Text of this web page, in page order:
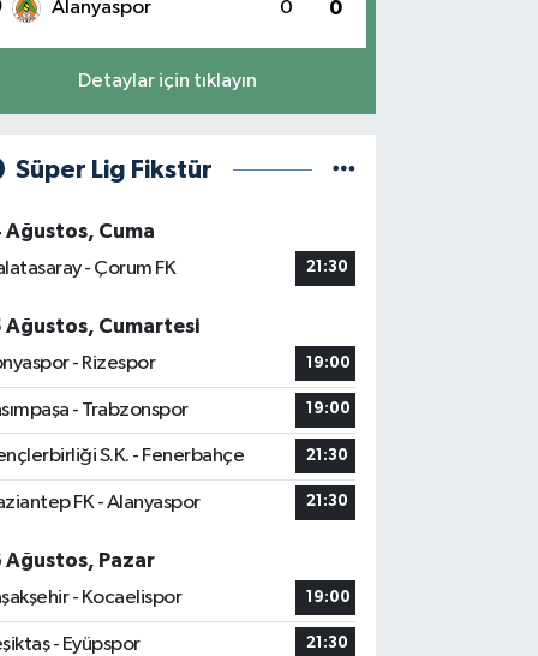
Alanyaspor 0 0
Detaylar için tıklayın
Süper Lig Fikstür
Ağustos, Cuma
- Çorum FK
21:30
Ağustos, Cumartesi
- Rizespor
19:00
- Trabzonspor 19:00
S.K. - Fenerbahçe 21:30
FK - Alanyaspor 21:30
Ağustos, Pazar
- Kocaelispor
19:00
- Eyüpspor 21:30